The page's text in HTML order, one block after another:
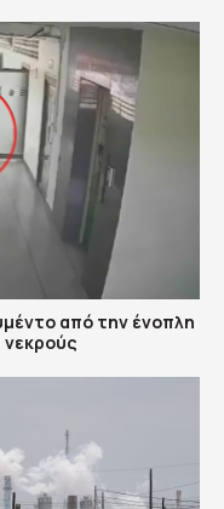
από την ένοπλη
νεκρούς